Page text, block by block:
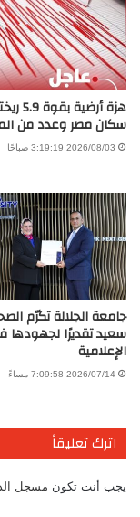
هزة
سكان مصر وعدد من
2026/08/03 3:19:19 صباحًا
جامعة الجلالة تكرّم
سعيد تقديرًا لجهودها
الإعلامية
2026/07/14 7:09:58 مساءً
اترك تعليقاً
يجب أنت تكون مسجل